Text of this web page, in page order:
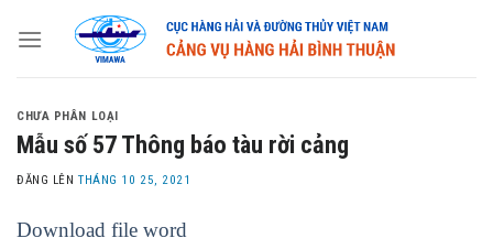
CHƯA PHÂN LOẠI
Mẫu số 57 Thông báo tàu rời cảng
ĐĂNG LÊNTHÁNG 10 25, 2021
Download file word